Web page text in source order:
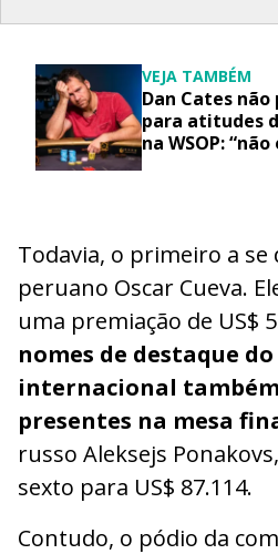
VEJA TAMBÉM
Dan Cates
para atitudes
na WSOP:
Todavia, o primeiro a
peruano Oscar Cueva.
uma premiação de US$
nomes de destaque
internacional
presentes na mesa
russo Aleksejs
sexto para US$ 87.114.
Contudo, o pódio da